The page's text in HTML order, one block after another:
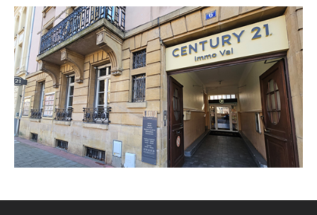
CENTURY 21 Immo Val
6 rue Paul Verlaine
METZ - 57000
Envoyer un message
Téléphoner à l'agence